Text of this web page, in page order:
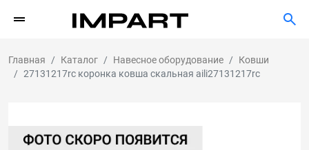
Главная Каталог Навесное оборудование
Ковши
27131217rc коронка ковша скальная aili27131217rc